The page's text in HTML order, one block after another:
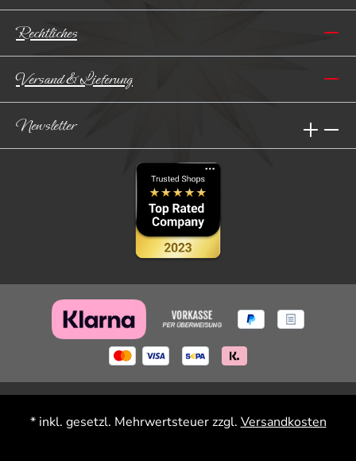
Rechtliches
Versand & Lieferung
Newsletter
* inkl. gesetzl. Mehrwertsteuer zzgl. Versandkosten